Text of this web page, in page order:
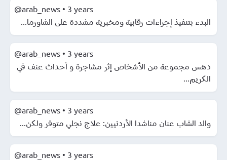
@arab_news • 3 years
البدء بتنفيذ إجراءات رقابية ومخبرية مشددة على الشاورما...
@arab_news • 3 years
دهس مجموعة من الأشخاص إثر مشاجرة و أحداث عنف في
الكريم...
@arab_news • 3 years
والد الشاب عنان مناشدا الأردنيين: علاج نجلي متوفر ولكن...
@arab_news • 3 years